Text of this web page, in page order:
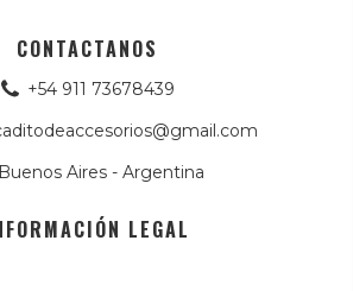
CONTACTANOS
+54 911 73678439
Buenos Aires - Argentina
LEGAL